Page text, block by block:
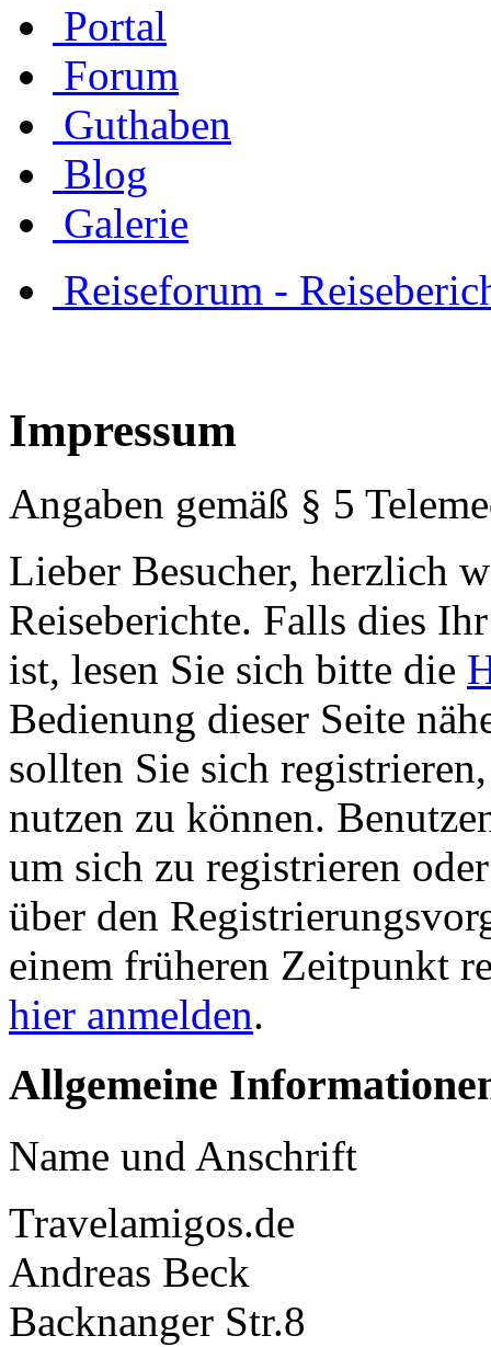
Portal
Forum
Guthaben
Blog
Galerie
Reiseforum -
Impressum
Angaben gemäß § 5
Lieber Besucher, herzlich
Reiseberichte. Falls dies
ist, lesen Sie sich bitte die
Bedienung dieser Seite
sollten Sie sich
nutzen zu können.
um sich zu registrieren
über den
einem früheren Zeitpunkt
hier anmelden.
Allgemeine
Name und Anschrift
Travelamigos.de
Andreas Beck
Backnanger Str.8